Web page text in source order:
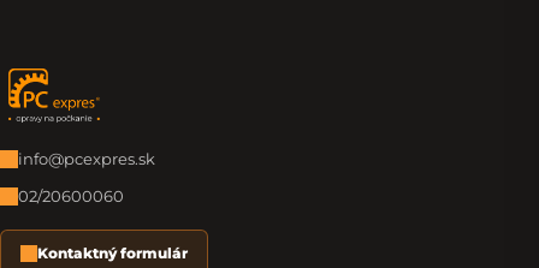
Zápätie
info@pcexpres.sk
02/20600060
Kontaktný formulár